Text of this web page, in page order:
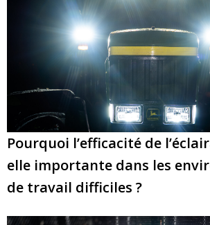
Pourquoi l’efficacité de
elle importante dans les
de travail difficiles ?